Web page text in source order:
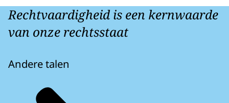
Rechtvaardigheid is een kernwaarde
van onze rechtsstaat
Andere talen